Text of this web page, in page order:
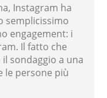
Instagram ha
semplicissimo
engagement: i
Il fatto che
sondaggio a una
le persone più